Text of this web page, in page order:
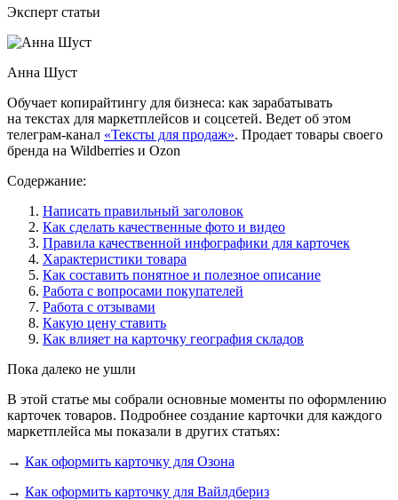
Эксперт статьи
Анна Шуст
Обучает копирайтингу для бизнеса: как зарабатывать
на текстах для маркетплейсов и соцсетей. Ведет об этом
телеграм‑канал «Тексты для продаж». Продает товары своего
бренда на Wildberries и Ozon
Содержание:
Написать правильный заголовок
Как сделать качественные фото и видео
Правила качественной инфографики для карточек
Характеристики товара
Как составить понятное и полезное описание
Работа с вопросами покупателей
Работа с отзывами
Какую цену ставить
Как влияет на карточку география складов
Пока далеко не ушли
В этой статье мы собрали основные моменты по оформлению
карточек товаров. Подробнее создание карточки для каждого
маркетплейса мы показали в других статьях:
→ Как оформить карточку для Озона
→ Как оформить карточку для Вайлдбериз